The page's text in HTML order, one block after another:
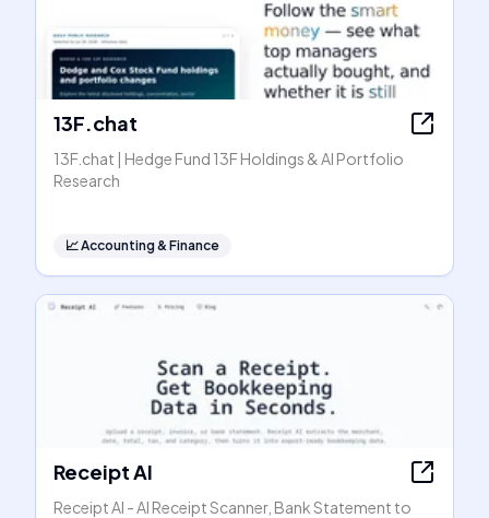
13F.chat
13F.chat | Hedge Fund 13F Holdings & AI Portfolio
Research
📈Accounting & Finance
Receipt AI
Receipt AI - AI Receipt Scanner, Bank Statement to